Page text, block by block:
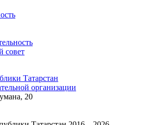
совет
Татарстан
организации
20